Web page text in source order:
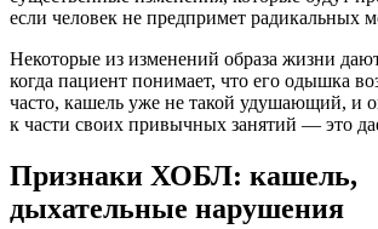
если человек не предпримет радикальных
Некоторые из изменений образа жизни
когда пациент понимает, что его одышка
часто, кашель уже не такой удушающий, и
к части своих привычных занятий — это
Признаки ХОБЛ: кашель,
дыхательные нарушения